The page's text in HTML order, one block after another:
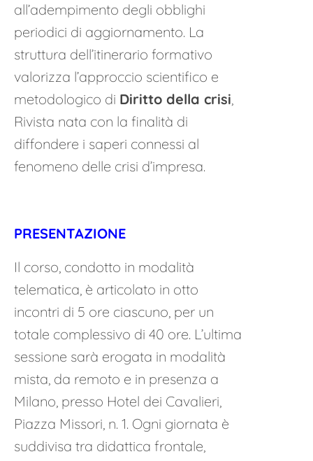
all’adempimento degli obblighi
periodici di aggiornamento. La
struttura dell’itinerario formativo
valorizza l’approccio scientifico e
metodologico di Diritto della crisi,
Rivista nata con la finalità di
diffondere i saperi connessi al
fenomeno delle crisi d’impresa.
PRESENTAZIONE
Il corso, condotto in modalità
telematica, è articolato in otto
incontri di 5 ore ciascuno, per un
totale complessivo di 40 ore. L’ultima
sessione sarà erogata in modalità
mista, da remoto e in presenza a
Milano, presso Hotel dei Cavalieri,
Piazza Missori, n. 1. Ogni giornata è
suddivisa tra didattica frontale,